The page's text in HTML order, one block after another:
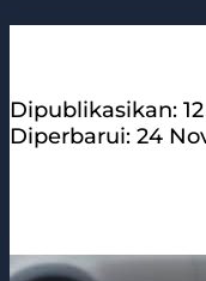
Dipublikasikan:
Diperbarui: 24